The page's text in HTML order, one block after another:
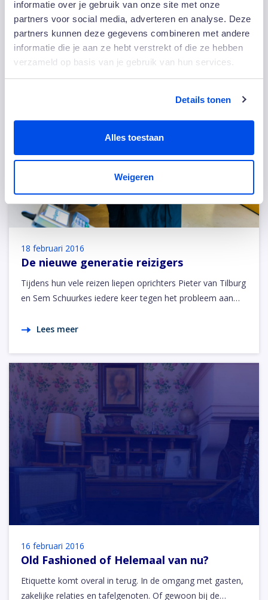
informatie over je gebruik van onze site met onze
partners voor social media, adverteren en analyse. Deze
partners kunnen deze gegevens combineren met andere
informatie die je aan ze hebt verstrekt of die ze hebben
verzameld op basis van je gebruik van hun services.
Details tonen
Alles toestaan
Weigeren
Lees meer
18 februari 2016
De nieuwe generatie reizigers
Tijdens hun vele reizen liepen oprichters Pieter van Tilburg
en Sem Schuurkes iedere keer tegen het probleem aan…
Lees meer
16 februari 2016
Old Fashioned of Helemaal van nu?
Etiquette komt overal in terug. In de omgang met gasten,
zakelijke relaties en tafelgenoten. Of gewoon bij de…